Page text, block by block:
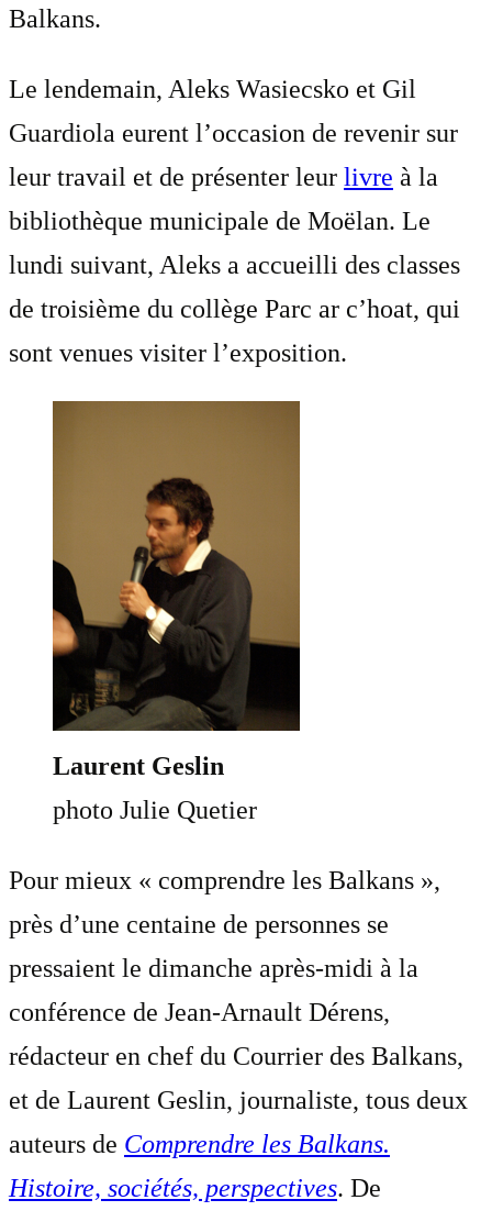
Balkans.
Le lendemain, Aleks Wasiecsko et Gil
Guardiola eurent l’occasion de revenir sur
leur travail et de présenter leur livre à la
bibliothèque municipale de Moëlan. Le
lundi suivant, Aleks a accueilli des classes
de troisième du collège Parc ar c’hoat, qui
sont venues visiter l’exposition.
Laurent Geslin
photo Julie Quetier
Pour mieux « comprendre les Balkans »,
près d’une centaine de personnes se
pressaient le dimanche après-midi à la
conférence de Jean-Arnault Dérens,
rédacteur en chef du Courrier des Balkans,
et de Laurent Geslin, journaliste, tous deux
auteurs de Comprendre les Balkans.
Histoire, sociétés, perspectives. De